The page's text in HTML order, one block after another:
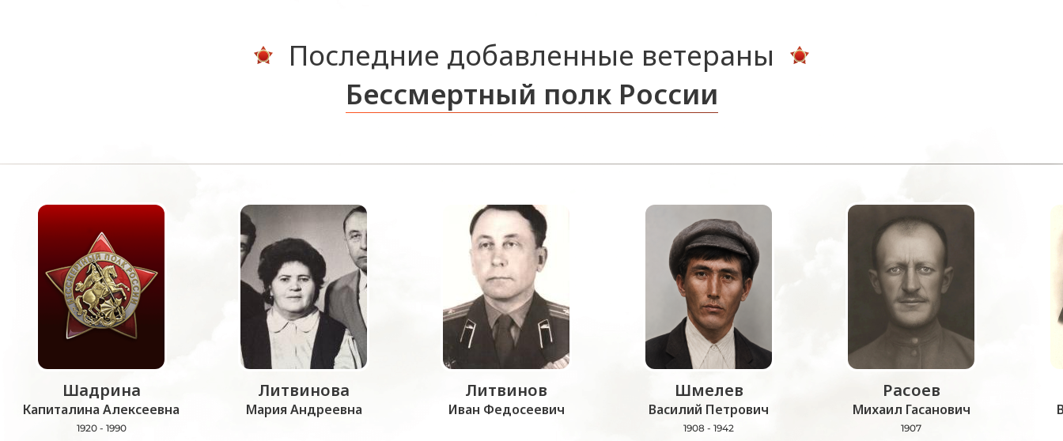
Последние добавленные ветераны
Бессмертный полк России
Шадрина
Капиталина Алексеевна
1920 - 1990
Литвинова
Мария Андреевна
Литвинов
Иван Федосеевич
Шмелев
Василий Петрович
1908 - 1942
Расоев
Михаил Гасанович
1907